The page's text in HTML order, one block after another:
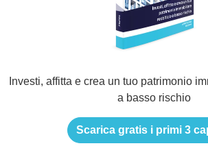
Investi, affitta e crea un tuo patrimonio
a basso rischio
Scarica gratis i primi 3